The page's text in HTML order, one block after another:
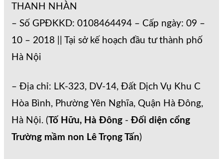
THANH NHÀN
– Số GPĐKKD: 0108464494 – Cấp ngày: 09 –
10 – 2018 || Tại sở kế hoạch đầu tư thành phố
Hà Nội
– Địa chỉ: LK-323, DV-14, Đất Dịch Vụ Khu C
Hòa Bình, Phường Yên Nghĩa, Quận Hà Đông,
Hà Nội. (Tố Hữu, Hà Đông - Đối diện cổng
Trường mầm non Lê Trọng Tấn)